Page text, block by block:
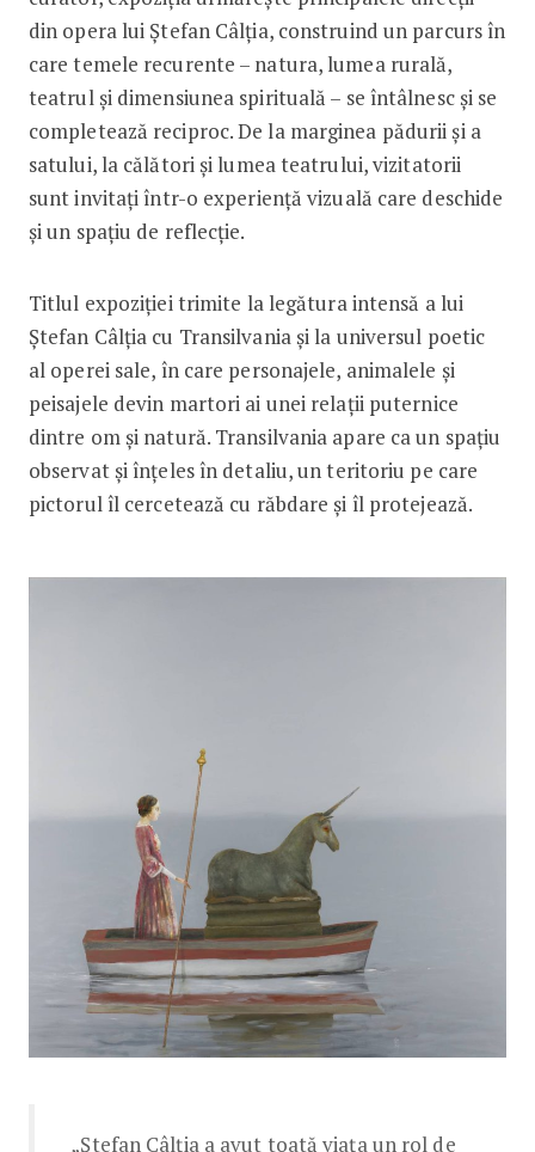
din opera lui Ștefan Câlția, construind un parcurs în
care temele recurente – natura, lumea rurală,
teatrul și dimensiunea spirituală – se întâlnesc și se
completează reciproc. De la marginea pădurii și a
satului, la călători și lumea teatrului, vizitatorii
sunt invitați într-o experiență vizuală care deschide
și un spațiu de reflecție.
Titlul expoziției trimite la legătura intensă a lui
Ștefan Câlția cu Transilvania și la universul poetic
al operei sale, în care personajele, animalele și
peisajele devin martori ai unei relații puternice
dintre om și natură. Transilvania apare ca un spațiu
observat și înțeles în detaliu, un teritoriu pe care
pictorul îl cercetează cu răbdare și îl protejează.
„Ștefan Câlția a avut toată viața un rol de